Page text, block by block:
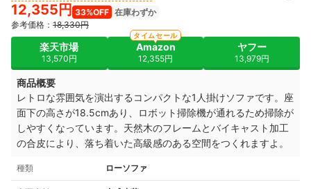
12,355円 33%OFF 在庫わずか
参考価格： 18,330円
楽天市場
13,570円
Amazon
12,355円
タイムセール
ヤフー
13,979円
商品概要
レトロな雰囲気を演出するコンパクトな1人掛けソファです。座
面下の高さが18.5cmあり、ロボット掃除機が通れるため掃除が
しやすくなっています。天然木のフレームとバイキャスト加工
の合皮により、落ち着いた高級感のある空間をつくれますよ。
種類 ローソファ